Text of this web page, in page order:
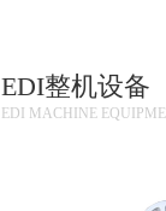
EDI整机设备
EDI MACHINE